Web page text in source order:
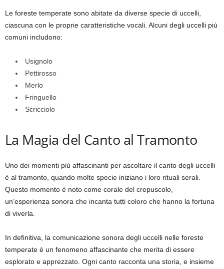
Le foreste temperate sono abitate da diverse specie di uccelli,
ciascuna con le proprie caratteristiche vocali. Alcuni degli uccelli più
comuni includono:
Usignolo
Pettirosso
Merlo
Fringuello
Scricciolo
La Magia del Canto al Tramonto
Uno dei momenti più affascinanti per ascoltare il canto degli uccelli
è al tramonto, quando molte specie iniziano i loro rituali serali.
Questo momento è noto come corale del crepuscolo,
un’esperienza sonora che incanta tutti coloro che hanno la fortuna
di viverla.
In definitiva, la comunicazione sonora degli uccelli nelle foreste
temperate è un fenomeno affascinante che merita di essere
esplorato e apprezzato. Ogni canto racconta una storia, e insieme